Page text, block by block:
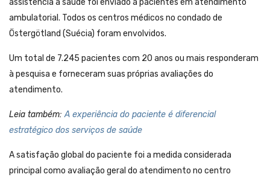
assistência à saúde foi enviado a pacientes em atendimento
ambulatorial. Todos os centros médicos no condado de
Östergötland (Suécia) foram envolvidos.
Um total de 7.245 pacientes com 20 anos ou mais responderam
à pesquisa e forneceram suas próprias avaliações do
atendimento.
Leia também:A experiência do paciente é diferencial
estratégico dos serviços de saúde
A satisfação global do paciente foi a medida considerada
principal como avaliação geral do atendimento no centro